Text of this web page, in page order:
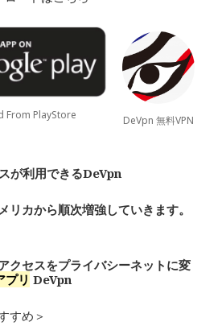
DeVpn 無料VPN
From PlayStore
が利用できるDeVpn
リカから順次増強していきます。
クセスをプライバシーネットに変
プリ DeVpn
すめ＞